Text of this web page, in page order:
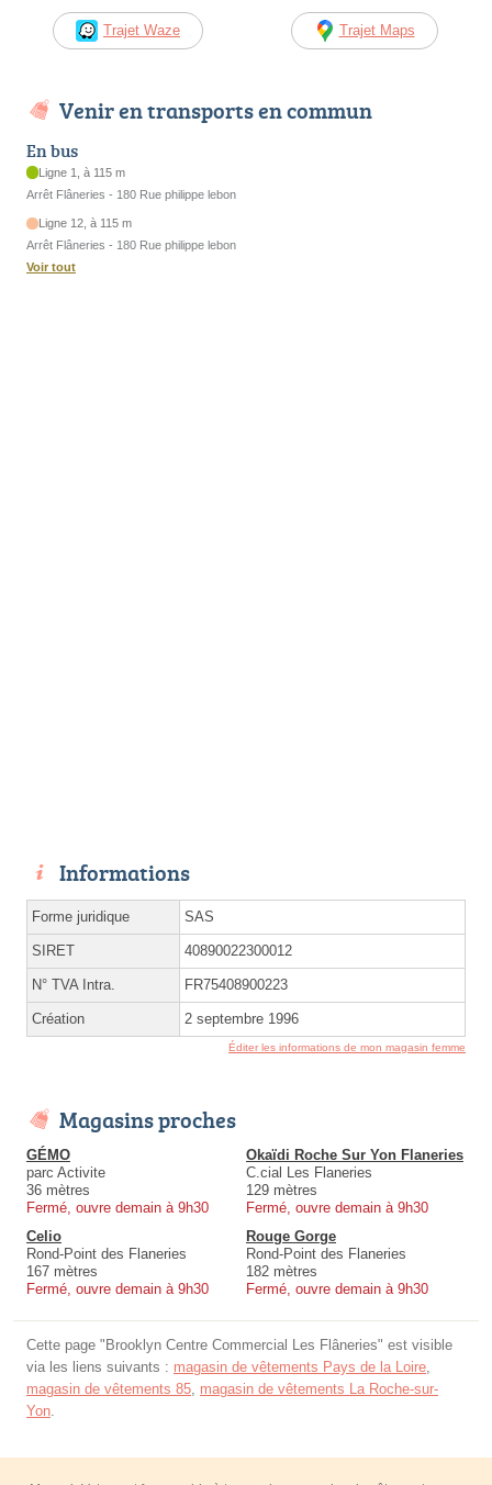
Trajet Waze Trajet Maps
Venir en transports en commun
En bus
Ligne 1, à 115 m
Arrêt Flâneries - 180 Rue philippe lebon
Ligne 12, à 115 m
Arrêt Flâneries - 180 Rue philippe lebon
Voir tout
Informations
Forme juridique SAS
SIRET 40890022300012
N° TVA Intra. FR75408900223
Création 2 septembre 1996
Éditer les informations de mon magasin femme
Magasins proches
GÉMO
parc Activite
36 mètres
Fermé, ouvre demain à 9h30
Okaïdi Roche Sur Yon Flaneries
C.cial Les Flaneries
129 mètres
Fermé, ouvre demain à 9h30
Celio
Rond-Point des Flaneries
167 mètres
Fermé, ouvre demain à 9h30
Rouge Gorge
Rond-Point des Flaneries
182 mètres
Fermé, ouvre demain à 9h30
Cette page "Brooklyn Centre Commercial Les Flâneries" est visible
via les liens suivants : magasin de vêtements Pays de la Loire,
magasin de vêtements 85, magasin de vêtements La Roche-sur-
Yon.